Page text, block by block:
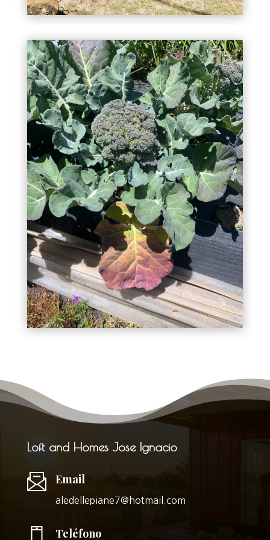
Loft and Homes Jose Ignacio
Email
aledellepiane7@hotmail.com
Teléfono